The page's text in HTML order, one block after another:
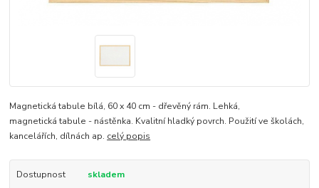
Magnetická tabule bílá, 60 x 40 cm - dřevěný rám. Lehká,
magnetická tabule - nástěnka. Kvalitní hladký povrch. Použití ve školách,
kancelářích, dílnách ap. celý popis
Dostupnost skladem